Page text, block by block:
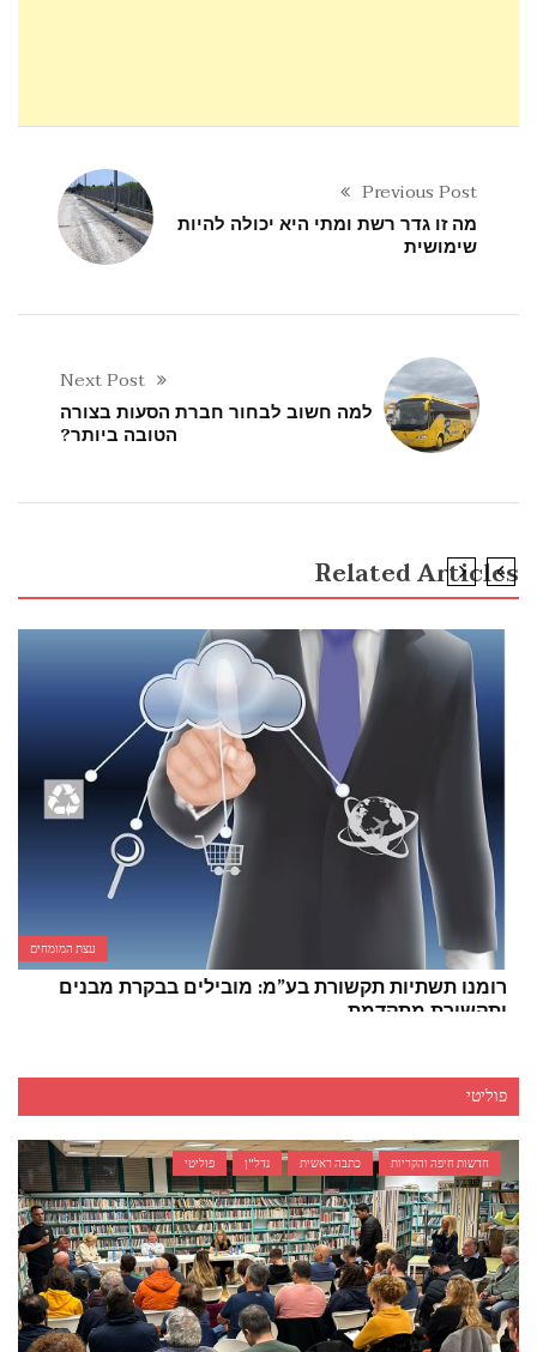
Previous Post
מה זו גדר רשת ומתי היא יכולה להיות
שימושית
Next Post
למה חשוב לבחור חברת הסעות בצורה
הטובה ביותר?
Related Articles
עצת המומחים
רומנו תשתיות תקשורת בע”מ: מובילים בבקרת מבנים
ותקשורת מתקדמת
פוליטי
חדשות חיפה והקריות כתבה ראשית נדל"ן פוליטי